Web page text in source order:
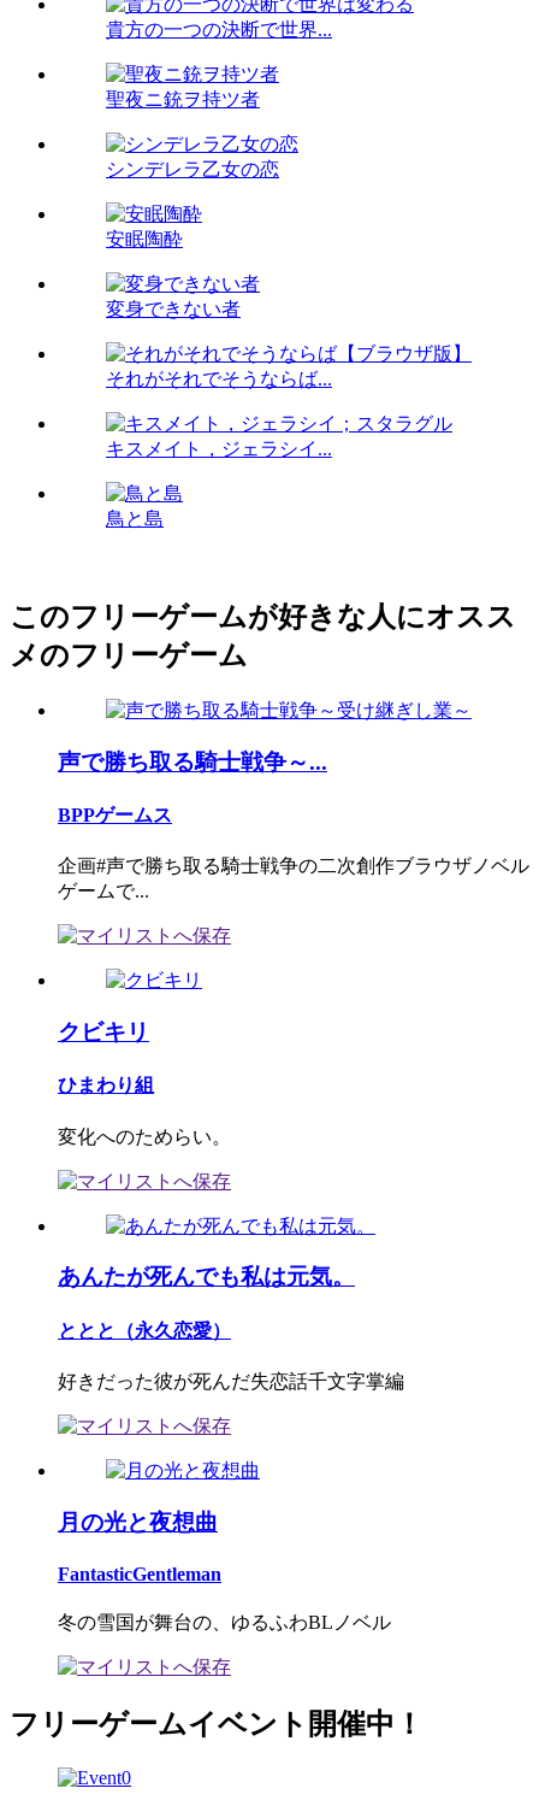
貴方の一つの決断で世界...
聖夜ニ銃ヲ持ツ者
シンデレラ乙女の恋
安眠陶酔
変身できない者
それがそれでそうならば...
キスメイト，ジェラシイ...
鳥と島
このフリーゲームが好きな人にオスス
メのフリーゲーム
声で勝ち取る騎士戦争～...
BPPゲームス
企画#声で勝ち取る騎士戦争の二次創作ブラウザノベル
ゲームで...
クビキリ
ひまわり組
変化へのためらい。
あんたが死んでも私は元気。
ととと（永久恋愛）
好きだった彼が死んだ失恋話千文字掌編
月の光と夜想曲
FantasticGentleman
冬の雪国が舞台の、ゆるふわBLノベル
フリーゲームイベント開催中！